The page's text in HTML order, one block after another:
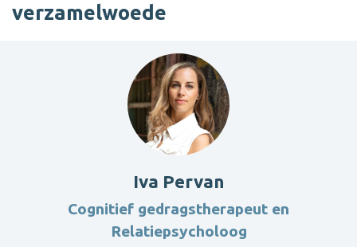
verzamelwoede
Iva Pervan
Cognitief gedragstherapeut en
Relatiepsycholoog